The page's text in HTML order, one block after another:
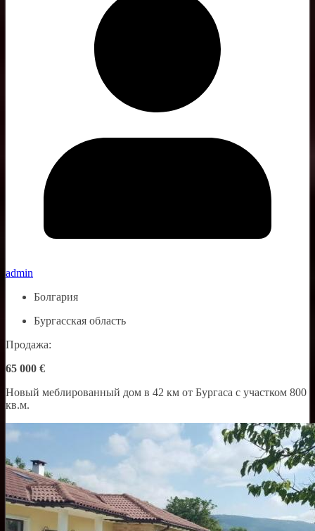
admin
Болгария
Бургасская область
Продажа:
65 000 €
Новый меблированный дом в 42 км от Бургаса с участком 800
кв.м.